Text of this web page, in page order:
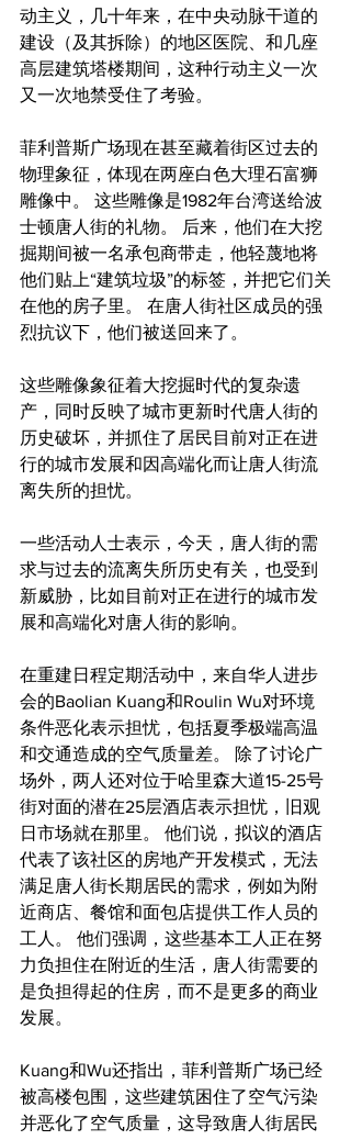
动主义，几十年来，在中央动脉干道的
建设（及其拆除）的地区医院、和几座
高层建筑塔楼期间，这种行动主义一次
又一次地禁受住了考验。
菲利普斯广场现在甚至藏着街区过去的
物理象征，体现在两座白色大理石富狮
雕像中。 这些雕像是1982年台湾送给波
士顿唐人街的礼物。 后来，他们在大挖
掘期间被一名承包商带走，他轻蔑地将
他们贴上“建筑垃圾”的标签，并把它们关
在他的房子里。 在唐人街社区成员的强
烈抗议下，他们被送回来了。
这些雕像象征着大挖掘时代的复杂遗
产，同时反映了城市更新时代唐人街的
历史破坏，并抓住了居民目前对正在进
行的城市发展和因高端化而让唐人街流
离失所的担忧。
一些活动人士表示，今天，唐人街的需
求与过去的流离失所历史有关，也受到
新威胁，比如目前对正在进行的城市发
展和高端化对唐人街的影响。
在重建日程定期活动中，来自华人进步
会的Baolian Kuang和Roulin Wu对环境
条件恶化表示担忧，包括夏季极端高温
和交通造成的空气质量差。 除了讨论广
场外，两人还对位于哈里森大道15-25号
街对面的潜在25层酒店表示担忧，旧观
日市场就在那里。 他们说，拟议的酒店
代表了该社区的房地产开发模式，无法
满足唐人街长期居民的需求，例如为附
近商店、餐馆和面包店提供工作人员的
工人。 他们强调，这些基本工人正在努
力负担住在附近的生活，唐人街需要的
是负担得起的住房，而不是更多的商业
发展。
Kuang和Wu还指出，菲利普斯广场已经
被高楼包围，这些建筑困住了空气污染
并恶化了空气质量，这导致唐人街居民